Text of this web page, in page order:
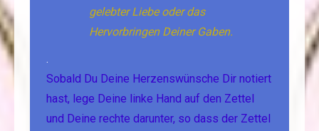
gelebter Liebe oder das
Hervorbringen Deiner Gaben.
.
Sobald Du Deine Herzenswünsche Dir notiert
hast, lege Deine linke Hand auf den Zettel
und Deine rechte darunter, so dass der Zettel